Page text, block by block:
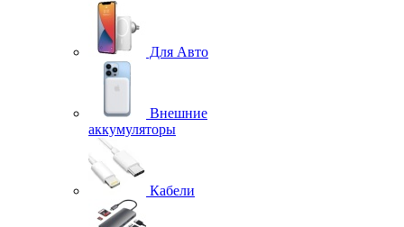
Для Авто
Внешние
аккумуляторы
Кабели